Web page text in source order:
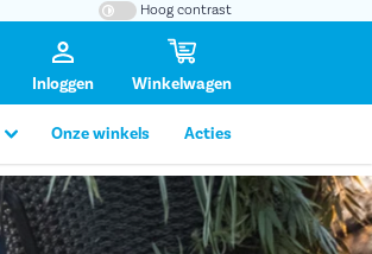
Hoog contrast
Inloggen Winkelwagen
Onze winkels Acties